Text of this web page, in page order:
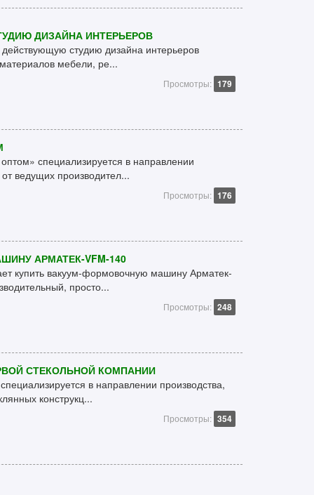
ДИЗАЙНА ИНТЕРЬЕРОВ
студию дизайна интерьеров
мебели, ре...
Просмотры: 179
специализируется в направлении
ведущих производител...
Просмотры: 176
АРМАТЕК-VFM-140
купить вакуум-формовочную машину Арматек-
просто...
Просмотры: 248
СТЕКОЛЬНОЙ КОМПАНИИ
в направлении производства,
конструкц...
Просмотры: 354